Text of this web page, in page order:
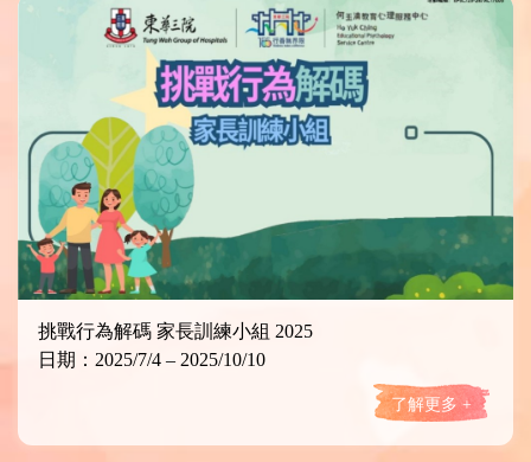
挑戰行為解碼 家長訓練小組 2025
日期：2025/7/4 – 2025/10/10
了解更多 +